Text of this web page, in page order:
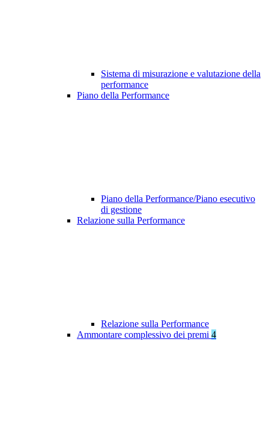
Sistema di misurazione e valutazione della
performance
Piano della Performance
Piano della Performance/Piano esecutivo
di gestione
Relazione sulla Performance
Relazione sulla Performance
Ammontare complessivo dei premi 4